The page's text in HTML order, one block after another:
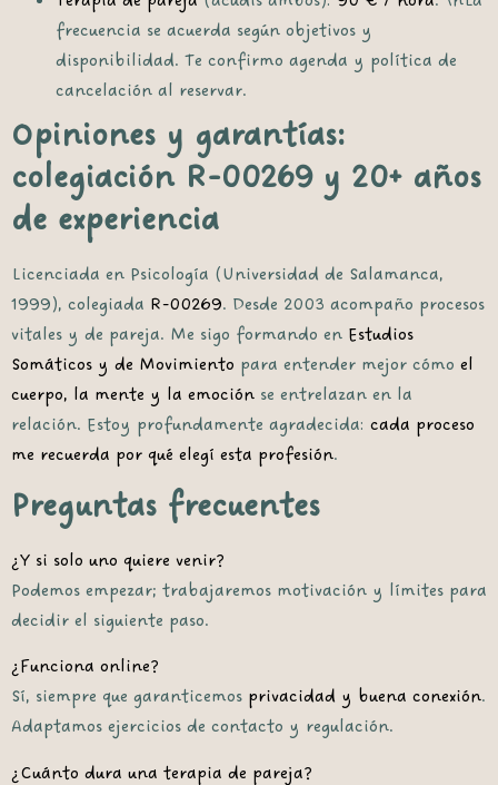
frecuencia se acuerda según objetivos y
disponibilidad. Te confirmo agenda y política de
cancelación al reservar.
Opiniones y garantías:
colegiación R-00269 y 20+ años
de experiencia
Licenciada en Psicología (Universidad de Salamanca,
1999), colegiada R-00269. Desde 2003 acompaño procesos
vitales y de pareja. Me sigo formando en Estudios
Somáticos y de Movimiento para entender mejor cómo el
cuerpo, la mente y la emoción se entrelazan en la
relación. Estoy profundamente agradecida: cada proceso
me recuerda por qué elegí esta profesión.
Preguntas frecuentes
¿Y si solo uno quiere venir?
Podemos empezar; trabajaremos motivación y límites para
decidir el siguiente paso.
¿Funciona online?
Sí, siempre que garanticemos privacidad y buena conexión.
Adaptamos ejercicios de contacto y regulación.
¿Cuánto dura una terapia de pareja?